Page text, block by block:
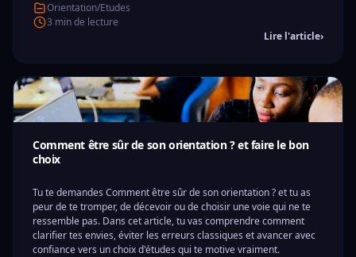
Orientation/Etudes
3 min de lecture
Lire l'article›
Comment être sûr de son orientation ? et faire le bon
choix
Tu te demandes Comment être sûr de son orientation ? et tu as
peur de te tromper, de décevoir ou de choisir une voie qui ne te
ressemble pas. Dans cet article, tu vas comprendre comment
clarifier tes envies, éviter les erreurs classiques et avancer avec
confiance vers un choix d'études qui te motive vraiment.